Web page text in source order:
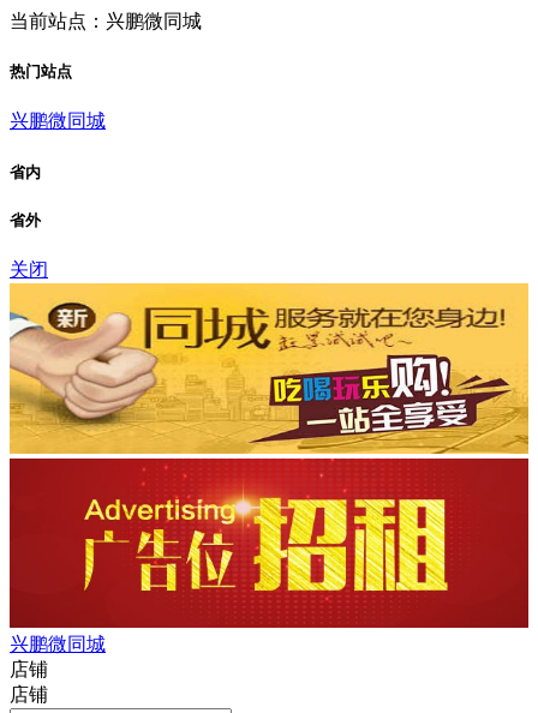
当前站点：兴鹏微同城
热门站点
兴鹏微同城
省内
省外
关闭
兴鹏微同城
店铺
店铺